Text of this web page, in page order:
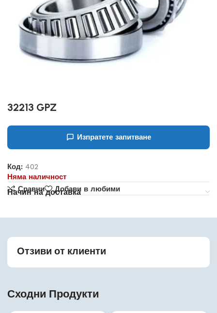
32213 GPZ
Изпратете запитване
Код: 402
Няма наличност
Сравни
Добави в любими
Начин на доставка
Отзиви от клиенти
Сходни Продукти